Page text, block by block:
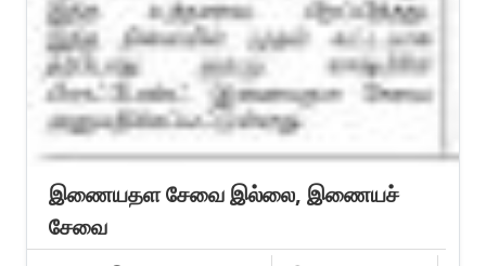
இணையதள சேவை இல்லை, இணையச்
சேவை